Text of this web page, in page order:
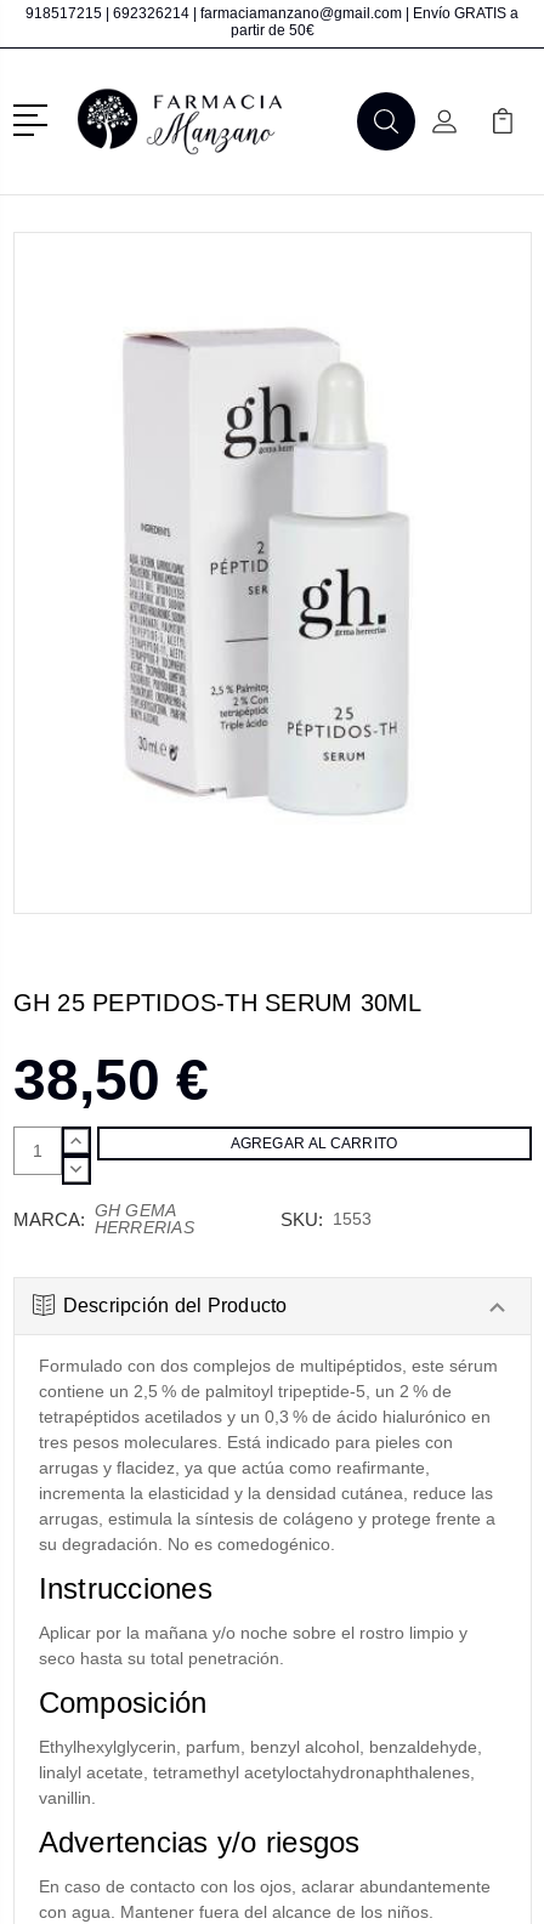
918517215 692326214 farmaciamanzano@gmail.com | Envío GRATIS a
partir de 50€
Menú
BuscarMi Cuenta
Mi
GH 25 PEPTIDOS-TH SERUM 30ML
38,50 €
AUMENTAR
CANTIDAD:
DISMINUIR
MARCA: GH GEMA
HERRERIAS
SKU: 1553
Descripción del Producto
Formulado con dos complejos de multipéptidos, este sérum
contiene un 2,5 % de palmitoyltripeptide-5, un 2 % de
tetrapéptidosacetilados y un 0,3 % de ácido hialurónico en
tres pesos moleculares. Está indicado para pieles con
arrugas y flacidez, ya que actúa como reafirmante,
incrementa la elasticidad y la densidad cutánea, reduce las
arrugas, estimula la síntesis de colágeno y protege frente a
su degradación. No es comedogénico.
Instrucciones
Aplicar por la mañana y/o noche sobre el rostro limpio y
seco hasta su total penetración.
Composición
Ethylhexylglycerin, parfum, benzyl alcohol, benzaldehyde,
linalyl acetate, tetramethyl acetyloctahydronaphthalenes,
vanillin.
Advertencias y/o riesgos
En caso de contacto con los ojos, aclarar abundantemente
con agua. Mantener fuera del alcance de los niños.